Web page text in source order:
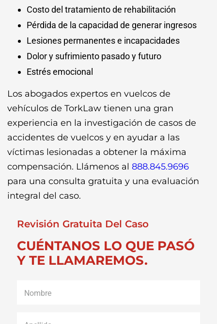
Costo del tratamiento de rehabilitación
Pérdida de la capacidad de generar ingresos
Lesiones permanentes e incapacidades
Dolor y sufrimiento pasado y futuro
Estrés emocional
Los abogados expertos en vuelcos de
vehículos de TorkLaw tienen una gran
experiencia en la investigación de casos de
accidentes de vuelcos y en ayudar a las
víctimas lesionadas a obtener la máxima
compensación. Llámenos al 888.845.9696
para una consulta gratuita y una evaluación
integral del caso.
Revisión Gratuita Del Caso
CUÉNTANOS LO QUE PASÓ
Y TE LLAMAREMOS.